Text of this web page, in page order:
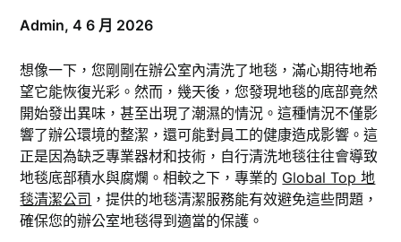
Admin,4 6 月 2026
想像一下，您剛剛在辦公室內清洗了地毯，滿心期待地希
望它能恢復光彩。然而，幾天後，您發現地毯的底部竟然
開始發出異味，甚至出現了潮濕的情況。這種情況不僅影
響了辦公環境的整潔，還可能對員工的健康造成影響。這
正是因為缺乏專業器材和技術，自行清洗地毯往往會導致
地毯底部積水與腐爛。相較之下，專業的 Global Top 地
毯清潔公司 ，提供的地毯清潔服務能有效避免這些問題，
確保您的辦公室地毯得到適當的保護。